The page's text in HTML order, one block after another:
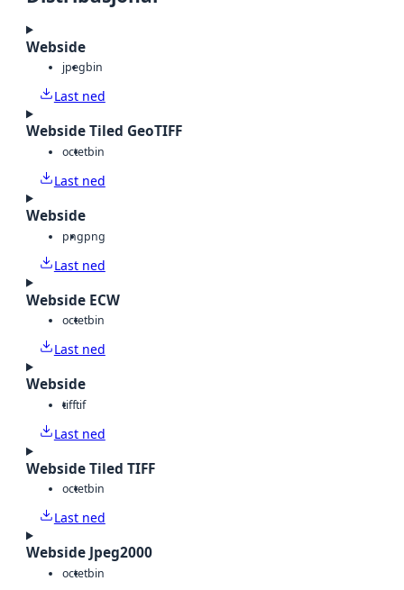
Webside
jpegbin
Last ned
Webside Tiled GeoTIFF
octetbin
Last ned
Webside
pngpng
Last ned
Webside ECW
octetbin
Last ned
Webside
tifftif
Last ned
Webside Tiled TIFF
octetbin
Last ned
Webside Jpeg2000
octetbin